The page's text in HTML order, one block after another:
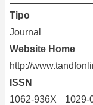
Tipo
Journal
Website Home
http://
ISSN
1062-936X
1029-